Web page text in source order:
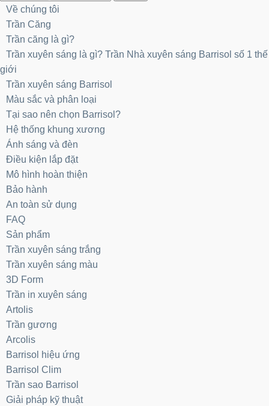
Về chúng tôi
Trần Căng
Trần căng là gì?
Trần xuyên sáng là gì? Trần Nhà xuyên sáng Barrisol số 1 thế
giới
Trần xuyên sáng Barrisol
Màu sắc và phân loại
Tại sao nên chọn Barrisol?
Hệ thống khung xương
Ánh sáng và đèn
Điều kiện lắp đặt
Mô hình hoàn thiện
Bảo hành
An toàn sử dụng
FAQ
Sản phẩm
Trần xuyên sáng trắng
Trần xuyên sáng màu
3D Form
Trần in xuyên sáng
Artolis
Trần gương
Arcolis
Barrisol hiệu ứng
Barrisol Clim
Trần sao Barrisol
Giải pháp kỹ thuật